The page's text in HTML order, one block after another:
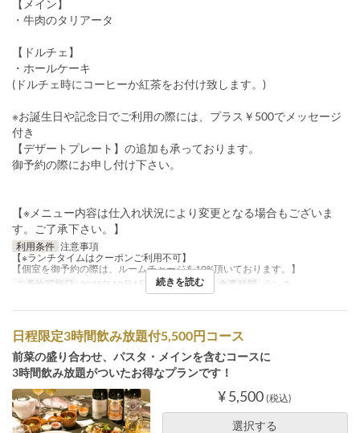
【メイン】
・牛肉のタリアータ
【ドルチェ】
・ホールケーキ
(ドルチェ時にコーヒーか紅茶をお付け致します。)
※お誕生日や記念日でご利用の際には、プラス￥500でメッセージ
付き
【デザートプレート】の追加も承っております。
御予約の際にお申し付け下さい。
【※メニュー内容は仕入れ状況により変更となる場合もございま
す。ご了承下さい。】
利用条件 注意事項
【※ランチタイムはクーポンご利用不可】
【個室を御予約の際は、ルームチャージを10%頂いております。】
ご予約可能日
2025年10月1日 ~ 曜日 土, 日 食事時間 ランチ
続きを読む
日程限定3時間飲み放題付5,500円コース
前菜の盛り合わせ、パスタ・メインを含むコースに
3時間飲み放題がついたお得なプランです！
¥ 5,500 (税込)
選択する